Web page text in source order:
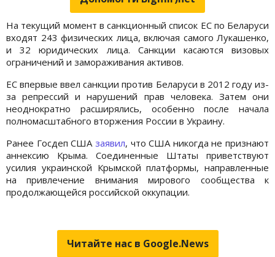
На текущий момент в санкционный список ЕС по Беларуси
входят 243 физических лица, включая самого Лукашенко,
и 32 юридических лица. Санкции касаются визовых
ограничений и замораживания активов.
ЕС впервые ввел санкции против Беларуси в 2012 году из-
за репрессий и нарушений прав человека. Затем они
неоднократно расширялись, особенно после начала
полномасштабного вторжения России в Украину.
Ранее Госдеп США заявил, что США никогда не признают
аннексию Крыма. Соединенные Штаты приветствуют
усилия украинской Крымской платформы, направленные
на привлечение внимания мирового сообщества к
продолжающейся российской оккупации.
Читайте нас в Google.News